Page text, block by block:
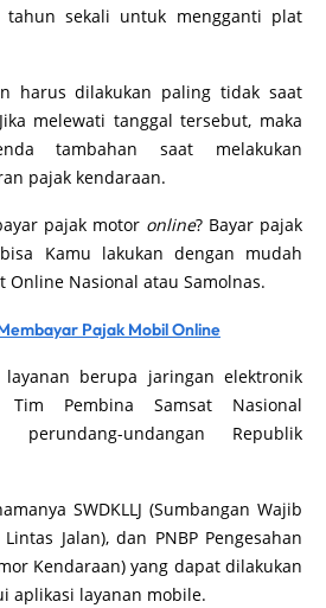
sekali untuk mengganti plat
harus dilakukan paling tidak saat
melewati tanggal tersebut, maka
tambahan saat melakukan
pajak kendaraan.
pajak motor online? Bayar pajak
Kamu lakukan dengan mudah
Online Nasional atau Samolnas.
Pajak Mobil Online
layanan berupa jaringan elektronik
Pembina Samsat Nasional
perundang-undangan Republik
SWDKLLJ (Sumbangan Wajib
Jalan), dan PNBP Pengesahan
Kendaraan) yang dapat dilakukan
aplikasi layanan mobile.